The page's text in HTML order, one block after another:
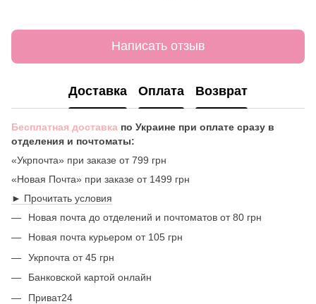
Написать отзыв
Доставка Оплата Возврат
Бесплатная доставка по Украине при оплате сразу в
отделения и почтоматы:
«Укрпочта» при заказе от 799 грн
«Новая Почта» при заказе от 1499 грн
► Прочитать условия
Новая почта до отделений и почтоматов от 80 грн
Новая почта курьером от 105 грн
Укрпочта от 45 грн
Банковской картой онлайн
Приват24